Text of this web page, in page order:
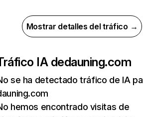
Mostrar detalles del tráfico →
IA dedauning.com
se ha detectado tráfico de IA
hemos encontrado visitas de